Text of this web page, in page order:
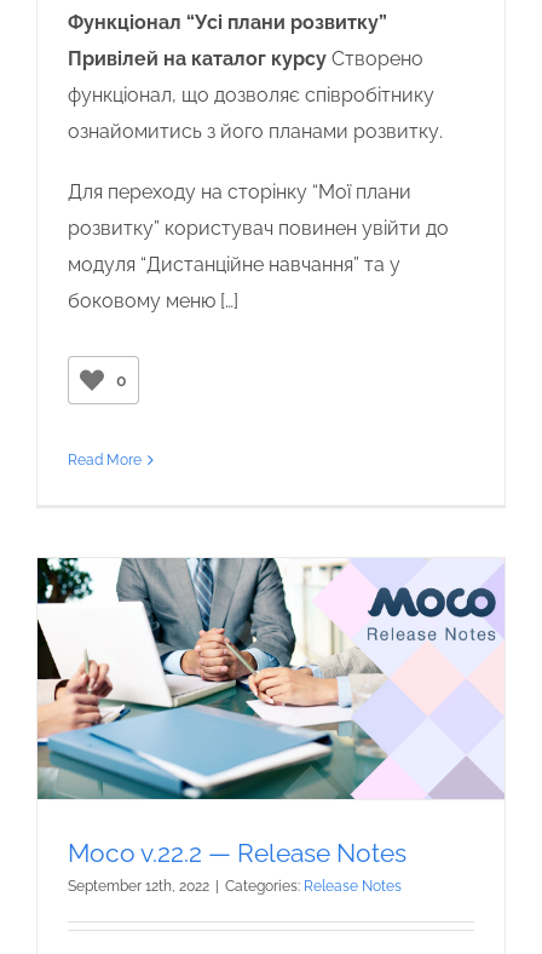
Функціонал “Усі плани розвитку”
Привілей на каталог курсу Створено
функціонал, що дозволяє співробітнику
ознайомитись з його планами розвитку.
Для переходу на сторінку “Мої плани
розвитку” користувач повинен увійти до
модуля “Дистанційне навчання” та у
боковому меню […]
0
Read More
Moco v.22.2 — Release Notes
September 12th, 2022 | Categories: Release Notes